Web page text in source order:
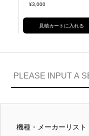
¥3,000
見積カートに入れる
機種・メーカーリスト